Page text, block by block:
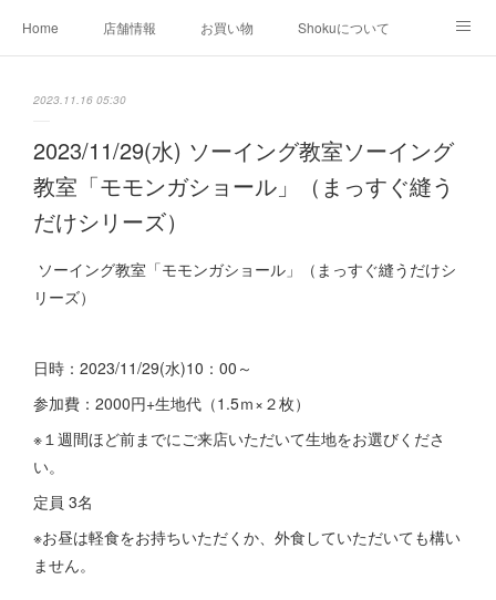
Home 店舗情報 お買い物 Shokuについて
2023.11.16 05:30
2023/11/29(水) ソーイング教室ソーイング
教室「モモンガショール」（まっすぐ縫う
だけシリーズ）
ソーイング教室「モモンガショール」（まっすぐ縫うだけシ
リーズ）
日時：2023/11/29(水)10：00～
参加費：2000円+生地代（1.5ｍ×２枚）
※１週間ほど前までにご来店いただいて生地をお選びくださ
い。
定員 3名
※お昼は軽食をお持ちいただくか、外食していただいても構い
ません。